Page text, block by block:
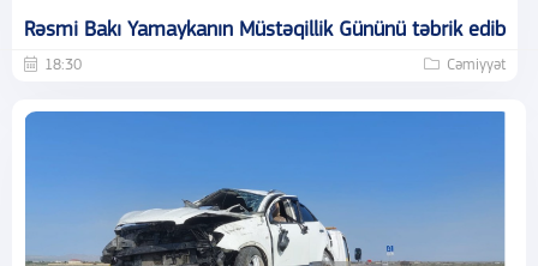
Rəsmi Bakı Yamaykanın Müstəqillik Gününü təbrik edib
18:30 Cəmiyyət